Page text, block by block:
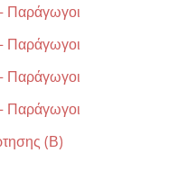
Παράγωγοι
Παράγωγοι
Παράγωγοι
Παράγωγοι
(Β)